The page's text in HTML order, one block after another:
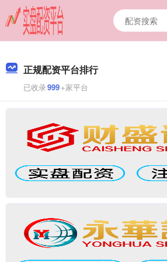
正规配资平台排行
已收录999+家平台